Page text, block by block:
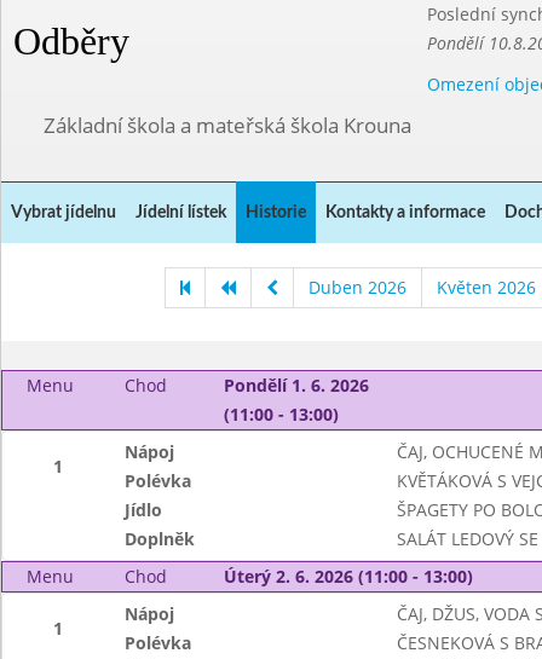
Odběry
Poslední
Pondělí
Omezení
Základní škola a mateřská škola Krouna
Vybrat jídelnu Jídelní lístek Historie Kontakty a informace
Duben 2026 Květen 2026
Menu Chod
Pondělí 1. 6. 2026
(11:00 - 13:00)
1
Nápoj
ČAJ, OCHUCENÉ
Polévka
KVĚTÁKOVÁ S
Jídlo
ŠPAGETY PO
Doplněk
SALÁT LEDOVÝ
Menu
Chod Úterý 2. 6. 2026 (11:00 - 13:00)
1
Nápoj
ČAJ, DŽUS, VODA
Polévka
ČESNEKOVÁ S